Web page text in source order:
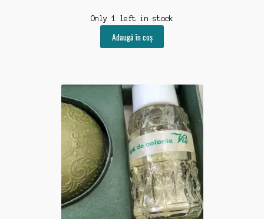
Only 1 left in stock
Adaugă în coș